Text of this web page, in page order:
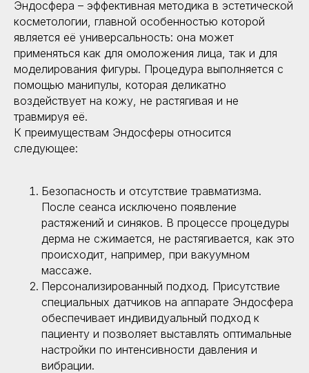
Эндосфера – эффективная методика в эстетической
косметологии, главной особенностью которой
является её универсальность: она может
применяться как для омоложения лица, так и для
моделирования фигуры. Процедура выполняется с
помощью манипулы, которая деликатно
воздействует на кожу, не растягивая и не
травмируя её.
К преимуществам Эндосферы относится
следующее:
Безопасность и отсутствие травматизма.
После сеанса исключено появление
растяжений и синяков. В процессе процедуры
дерма не сжимается, не растягивается, как это
происходит, например, при вакуумном
массаже.
Персонализированный подход. Присутствие
специальных датчиков на аппарате Эндосфера
обеспечивает индивидуальный подход к
пациенту и позволяет выставлять оптимальные
настройки по интенсивности давления и
вибрации.
Аппарат InMode
Комплексная
диагностика
med
Аппарат Utims
Smas-лифтинг
Аппарат
Аппарат Accent XL